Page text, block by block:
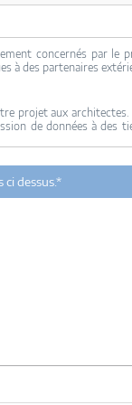
concernés par le
à des partenaires
projet aux architectes.
de données à des
france et
et les faire
dessus.*